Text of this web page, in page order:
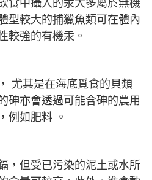
食中攝入的汞大多屬於無機
型較大的捕獵魚類可在體內
較強的有機汞。
尤其是在海底覓食的貝類
砷亦會透過可能含砷的農用
例如肥料 。
，但受已污染的泥土或水所